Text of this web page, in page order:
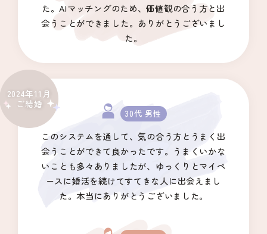
た。AIマッチングのため、価値観の合う方と出
会うことができました。ありがとうございまし
た。
2024年11月
ご結婚
30代 男性
このシステムを通して、気の合う方とうまく出
会うことができて良かったです。うまくいかな
いことも多々ありましたが、ゆっくりとマイペ
ースに婚活を続けてすてきな人に出会えまし
た。本当にありがとうございました。